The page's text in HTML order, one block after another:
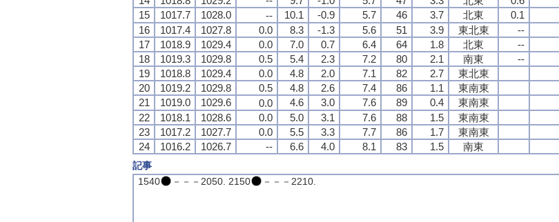
15
1017.7 1028.0 -- 10.1 -0.9 5.7 46 3.7 北東 0.1
16
1017.4 1027.8 0.0 8.3 -1.3 5.6 51 3.9 東北東
--
17
1018.9 1029.4 0.0 7.0 0.7 6.4 64 1.8 北東
--
18
1019.3 1029.8 0.5 5.4 2.3 7.2 80 2.1 南東
--
19
1018.8 1029.4 0.0 4.8 2.0 7.1 82 2.7
東北東
20
1019.2 1029.8 0.5 4.8 2.6 7.4 86 1.1
東南東
21
1019.0 1029.6 0.0 4.6 3.0 7.6 89 0.4 東南東
22
1018.1 1028.6 0.0 5.0 3.1 7.6 88 1.5
東南東
23
1017.2 1027.7 0.0 5.5 3.3 7.7 86 1.7
東南東
24
1016.2 1026.7 -- 6.6 4.0 8.1 83 1.5 南東
記事
1540
－－－2050. 2150 －－－2210.